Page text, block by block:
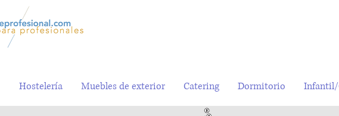
Hostelería Muebles de exterior Catering Dormitorio Infantil/